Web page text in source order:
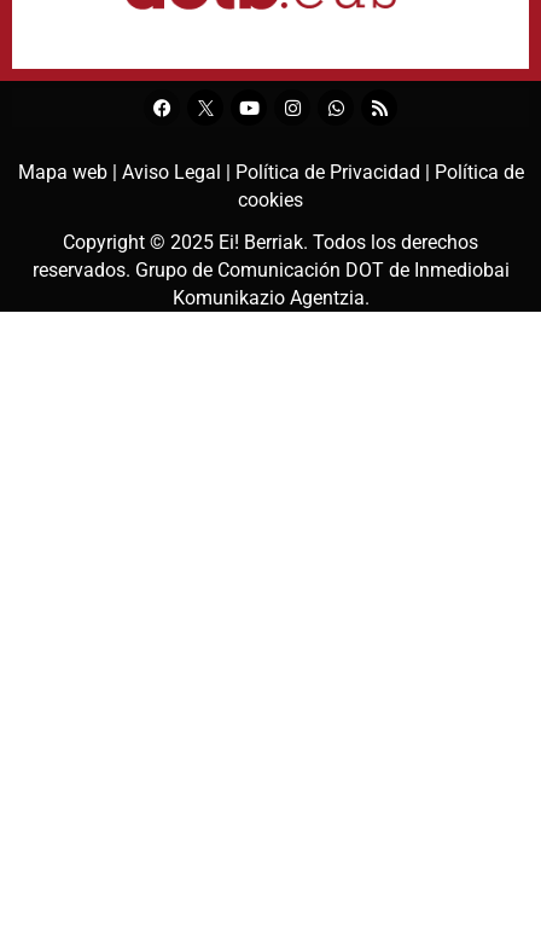
Mapa web | Aviso Legal | Política de Privacidad |
Política de
cookies
Copyright © 2025 Ei! Berriak. Todos los derechos
reservados. Grupo de Comunicación DOT de Inmediobai
Komunikazio Agentzia.